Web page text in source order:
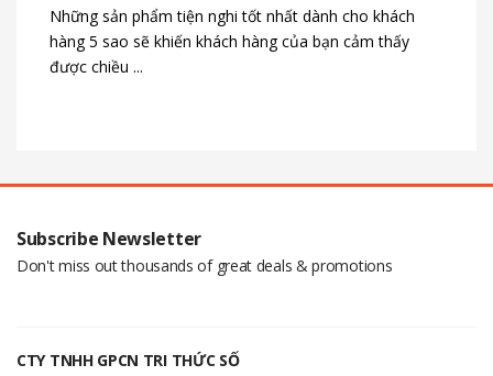
Những sản phẩm tiện nghi tốt nhất dành cho khách
hàng 5 sao sẽ khiến khách hàng của bạn cảm thấy
được chiều ...
Subscribe Newsletter
Don't miss out thousands of great deals & promotions
CTY TNHH GPCN TRI THỨC SỐ